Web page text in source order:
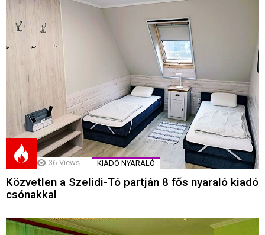
36 Views KIADÓ NYARALÓ
Közvetlen a Szelidi-Tó partján 8 fős nyaraló kiadó
csónakkal